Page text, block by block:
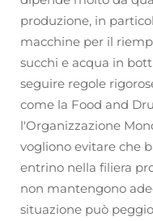
produzione, in
macchine per il
succhi e acqua in
seguire regole
come la Food and
l'Organizzazione
vogliono evitare che
entrino nella filiera
non mantengono
situazione può